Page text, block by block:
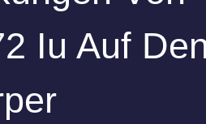
Iu Auf